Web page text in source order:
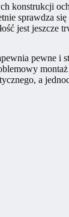
konstrukcji
sprawdza
jest jeszcze
pewne i
a